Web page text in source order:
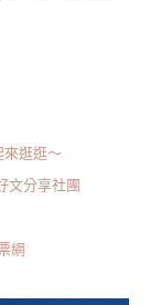
來逛逛～
文分享社團
網